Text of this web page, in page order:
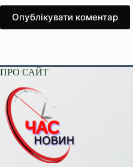
Опублікувати коментар
ПРО САЙТ